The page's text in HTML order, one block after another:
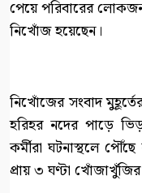
পেয়ে পরিবারের লোকজন
নিখোঁজ হয়েছেন।
নিখোঁজের সংবাদ
হরিহর নদের পাড়ে
কর্মীরা ঘটনাস্থলে
প্রায় ৩ ঘণ্টা